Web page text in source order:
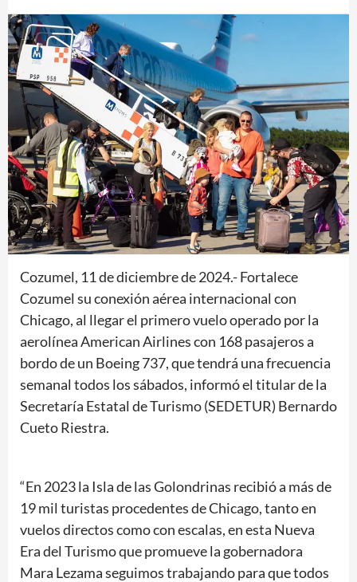
Cozumel, 11 de diciembre de 2024.- Fortalece
Cozumel su conexión aérea internacional con
Chicago, al llegar el primero vuelo operado por la
aerolínea American Airlines con 168 pasajeros a
bordo de un Boeing 737, que tendrá una frecuencia
semanal todos los sábados, informó el titular de la
Secretaría Estatal de Turismo (SEDETUR) Bernardo
Cueto Riestra.
“En 2023 la Isla de las Golondrinas recibió a más de
19 mil turistas procedentes de Chicago, tanto en
vuelos directos como con escalas, en esta Nueva
Era del Turismo que promueve la gobernadora
Mara Lezama seguimos trabajando para que todos